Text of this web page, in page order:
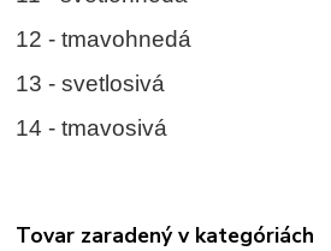
12 - tmavohnedá
13 - svetlosivá
14 - tmavosivá
Tovar zaradený v kategóriách